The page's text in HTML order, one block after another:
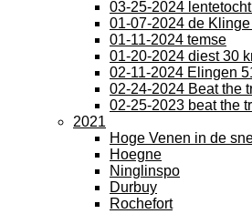
03-25-2024
01-07-2024 de
01-11-2024 temse
01-20-2024 diest 30
02-11-2024 Elingen
02-24-2024 Beat the
02-25-2023 beat the
2021
Hoge Venen in de
Hoegne
Ninglinspo
Durbuy
Rochefort